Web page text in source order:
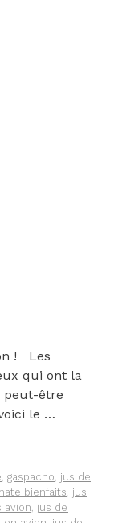
! Les
qui ont la
peut-être
le …
, gaspacho, jus de
bienfaits, jus
avion, jus de